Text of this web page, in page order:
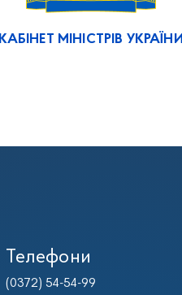
КАБІНЕТ МІНІСТРІВ УКРАЇНИ
Телефони
(0372) 54-54-99